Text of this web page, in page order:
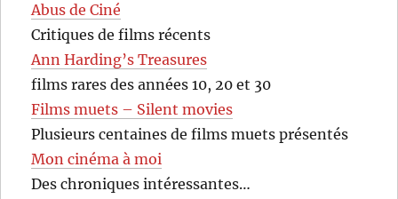
Abus de Ciné
Critiques de films récents
Ann Harding’s Treasures
films rares des années 10, 20 et 30
Films muets – Silent movies
Plusieurs centaines de films muets présentés
Mon cinéma à moi
Des chroniques intéressantes…